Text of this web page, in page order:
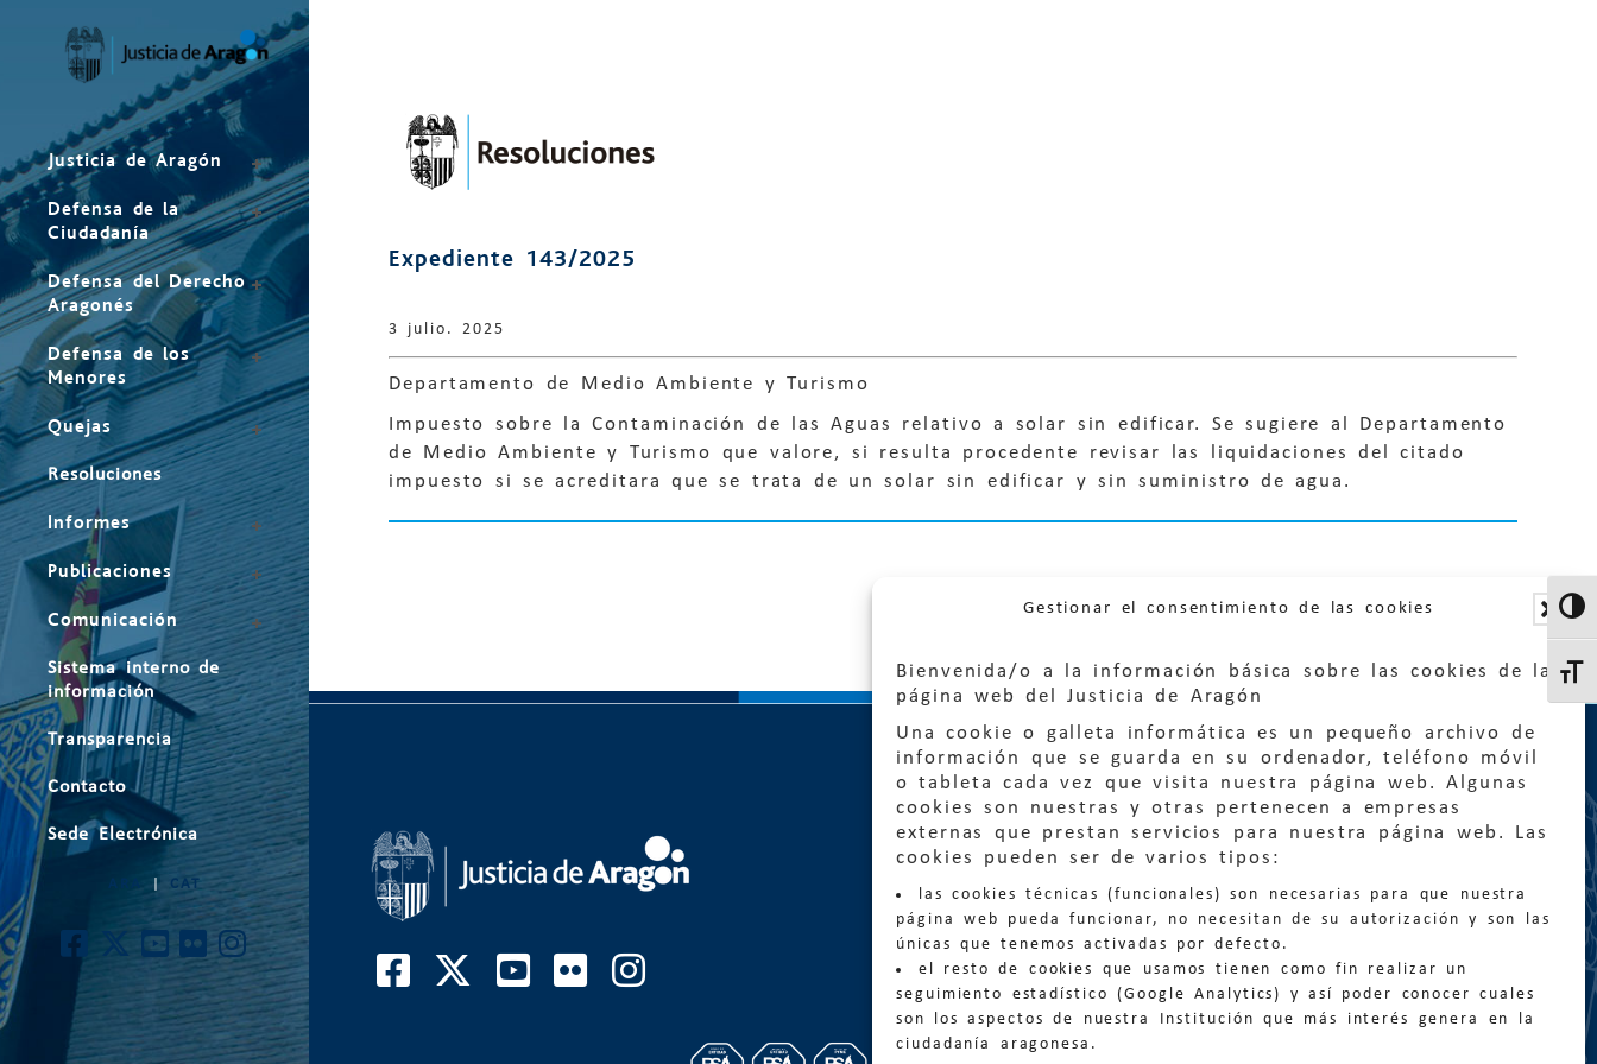
Gestionar el consentimiento de las cookies
Bienvenida/o a la información básica sobre las cookies de la
página web del Justicia de Aragón
Una cookie o galleta informática es un pequeño archivo de
información que se guarda en su ordenador, teléfono móvil
o tableta cada vez que visita nuestra página web. Algunas
cookies son nuestras y otras pertenecen a empresas
externas que prestan servicios para nuestra página web. Las
cookies pueden ser de varios tipos:
las cookies técnicas (funcionales) son necesarias para que nuestra
página web pueda funcionar, no necesitan de su autorización y son las
únicas que tenemos activadas por defecto.
el resto de cookies que usamos tienen como fin realizar un
seguimiento estadístico (Google Analytics) y así poder conocer cuales
son los aspectos de nuestra Institución que más interés genera en la
ciudadanía aragonesa.
Justicia de Aragón
Defensa de la
Ciudadanía
Defensa del Derecho
Aragonés
Defensa de los
Menores
Quejas
Resoluciones
Informes
Publicaciones
Comunicación
Sistema interno de
información
Transparencia
Contacto
Sede Electrónica
ARA | CAT
Expediente 143/2025
3 julio. 2025
Departamento de Medio Ambiente y Turismo
Impuesto sobre la Contaminación de las Aguas relativo a solar sin edificar. Se sugiere al Departamento
de Medio Ambiente y Turismo que valore, si resulta procedente revisar las liquidaciones del citado
impuesto si se acreditara que se trata de un solar sin edificar y sin suministro de agua.
Quejas:quejas@eljusticiadearagon.es
Información general:
informacion@eljusticiadearagon.es
Teléfonos: 900 210 210/ 976 399 354